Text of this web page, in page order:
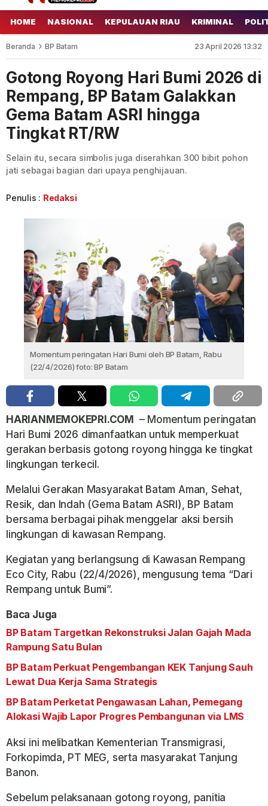
HOME NASIONAL KEPULAUAN RIAU KRIMINAL
Beranda BP Batam 23 April 2026 13:32
Gotong Royong Hari Bumi 2026 di
Rempang, BP Batam Galakkan
Gema Batam ASRI hingga
Tingkat RT/RW
Selain itu, secara simbolis juga diserahkan 300 bibit pohon
jati sebagai bagian dari upaya penghijauan.
Penulis : Redaksi
Momentum peringatan Hari Bumi oleh BP Batam, Rabu
(22/4/2026) foto: BP Batam
HARIANMEMOKEPRI.COM
– Momentum peringatan
Hari Bumi 2026 dimanfaatkan untuk memperkuat
gerakan berbasis gotong royong hingga ke tingkat
lingkungan terkecil.
Melalui Gerakan Masyarakat Batam Aman, Sehat,
Resik, dan Indah (Gema Batam ASRI), BP Batam
bersama berbagai pihak menggelar aksi bersih
lingkungan di kawasan Rempang.
Kegiatan yang berlangsung di Kawasan Rempang
Eco City, Rabu (22/4/2026), mengusung tema “Dari
Rempang untuk Bumi”.
Baca Juga
BP Batam Targetkan Rekonstruksi Jalan Gajah Mada
Rampung Satu Bulan
BP Batam Perkuat Pengembangan KEK Tanjung Sauh
Lewat Dua Kerja Sama Strategis
BP Batam Perketat Pengawasan Lahan, Pemegang
Alokasi Wajib Lapor Progres Pembangunan via LMS
Aksi ini melibatkan Kementerian Transmigrasi,
Forkopimda, PT MEG, serta masyarakat Tanjung
Banon.
Sebelum pelaksanaan gotong royong, panitia